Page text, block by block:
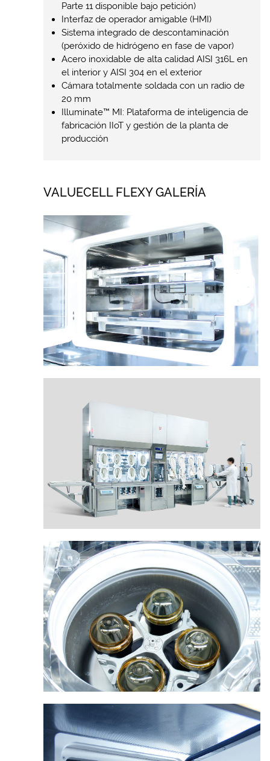
Parte 11 disponible bajo petición)
Interfaz de operador amigable (HMI)
Sistema integrado de descontaminación
(peróxido de hidrógeno en fase de vapor)
Acero inoxidable de alta calidad AISI 316L en
el interior y AISI 304 en el exterior
Cámara totalmente soldada con un radio de
20 mm
Illuminate™ MI: Plataforma de inteligencia de
fabricación IIoT y gestión de la planta de
producción
VALUECELL FLEXY GALERÍA